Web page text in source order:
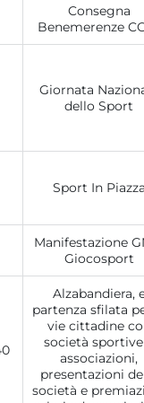
Consegna
Benemerenze
Giornata
dello Sport
Sport In
Manifestazione
Giocosport
Alzabandiera,
partenza sfilata
vie cittadine
società sportive
associazioni,
presentazioni
società e